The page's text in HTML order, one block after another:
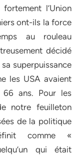
l’Union
ont-ils la force
au rouleau
décidé
superpuissance
les USA avaient
ans. Pour les
notre feuilleton
de la politique
comme «
qui était